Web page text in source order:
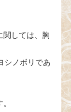
関しては、胸
シノボリであ